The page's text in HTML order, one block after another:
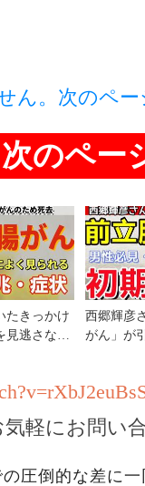
ん。次のペ
次のペー
たきっかけ
見逃さない
西郷輝彦
がん」が
軽にお問い
圧倒的な差に